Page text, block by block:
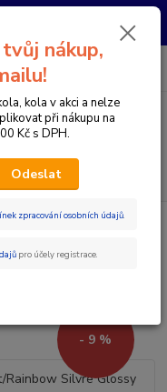
prosím zavolejte dopředu.
Menu
elektrokola 29"
- 9 %
nákup,
kola v akci a nelze
při nákupu na
Kč s DPH.
Odeslat
zpracování osobních údajů.
pro účely registrace.